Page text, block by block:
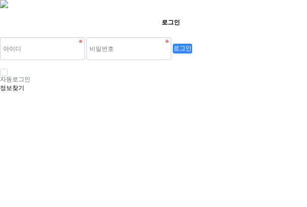
로그인
로그인
자동로그인
정보찾기